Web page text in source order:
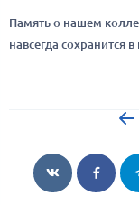
Память о нашем
навсегда сохранится